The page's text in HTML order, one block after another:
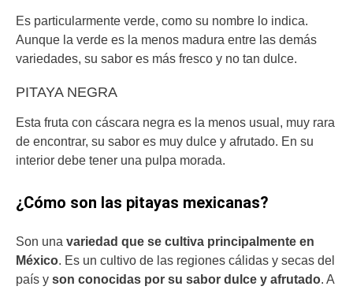
Es particularmente verde, como su nombre lo indica.
Aunque la verde es la menos madura entre las demás
variedades, su sabor es más fresco y no tan dulce.
PITAYA NEGRA
Esta fruta con cáscara negra es la menos usual, muy rara
de encontrar, su sabor es muy dulce y afrutado. En su
interior debe tener una pulpa morada.
¿Cómo son las pitayas mexicanas?
Son una variedad que se cultiva principalmente en
México. Es un cultivo de las regiones cálidas y secas del
país y son conocidas por su sabor dulce y afrutado. A